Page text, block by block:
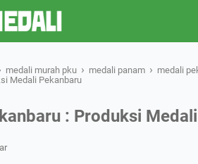
medali murah pku › medali panam › medali
Medali Pekanbaru
: Produksi